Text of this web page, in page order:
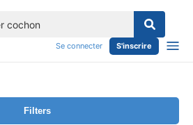
Se connecter S'inscrire
Filters